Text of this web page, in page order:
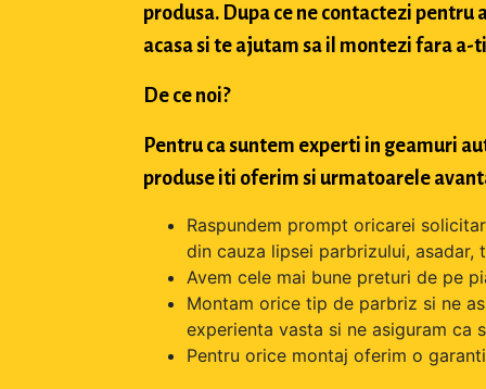
produsa. Dupa ce ne contactezi
acasa si te ajutam sa il montezi fara a-
De ce noi?
Pentru ca suntem experti in geamuri
produse iti oferim si urmatoarele
Raspundem prompt oricarei
din cauza lipsei parbrizului,
Avem cele mai bune preturi de pe
Montam orice tip de parbriz si ne
experienta vasta si ne asiguram ca
Pentru orice montaj oferim o